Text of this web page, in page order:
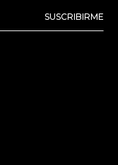
SUSCRIBIRME